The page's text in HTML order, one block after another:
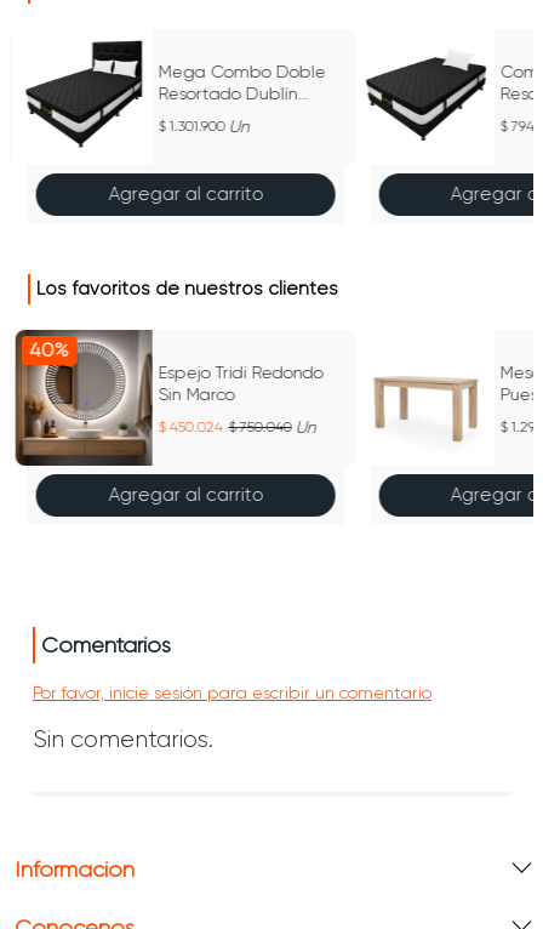
Mega Combo Doble
Resortado Dublín
Negro 140 cm x 190 cm
1.301.900 Un
Agregar al carrito Agregar
Los favoritos de nuestros clientes
40%
Espejo Tridi Redondo
Sin Marco
450.024 750.040 Un
Agregar al carrito Agregar
Comentarios
Por favor, inicie sesión para escribir un comentario
Sin comentarios.
Información